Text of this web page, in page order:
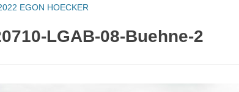
EGON HOECKER
LGAB-08-Buehne-2